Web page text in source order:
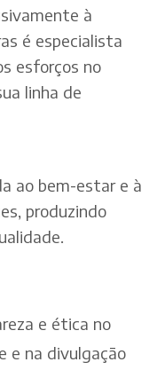
à
é especialista
esforços no
linha de
ao bem-estar e à
produzindo
e ética no
e na divulgação